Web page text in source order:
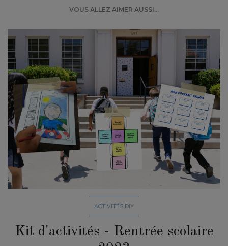
VOUS ALLEZ AIMER AUSSI...
ACTIVITÉS DIY
Kit d'activités - Rentrée scolaire